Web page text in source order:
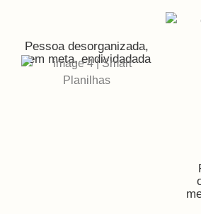
Pessoa desorganizada,
sem meta, endividadada